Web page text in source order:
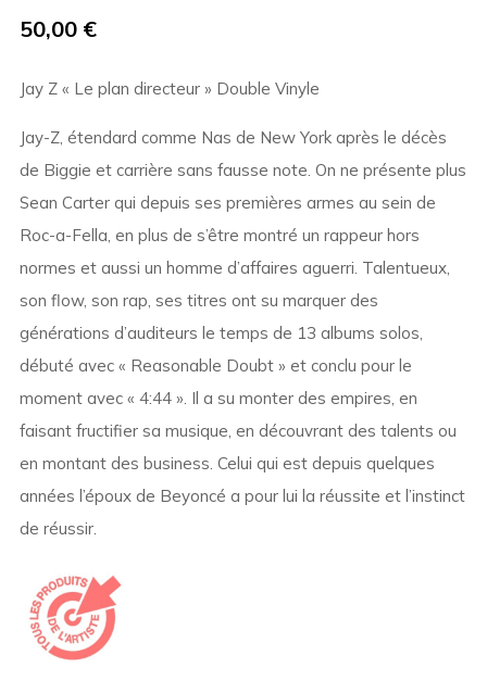
50,00 €
Jay Z « Le plan directeur » Double Vinyle
Jay-Z, étendard comme Nas de New York après le décès
de Biggie et carrière sans fausse note. On ne présente plus
Sean Carter qui depuis ses premières armes au sein de
Roc-a-Fella, en plus de s’être montré un rappeur hors
normes et aussi un homme d’affaires aguerri. Talentueux,
son flow, son rap, ses titres ont su marquer des
générations d’auditeurs le temps de 13 albums solos,
débuté avec « Reasonable Doubt » et conclu pour le
moment avec « 4:44 ». Il a su monter des empires, en
faisant fructifier sa musique, en découvrant des talents ou
en montant des business. Celui qui est depuis quelques
années l’époux de Beyoncé a pour lui la réussite et l’instinct
de réussir.